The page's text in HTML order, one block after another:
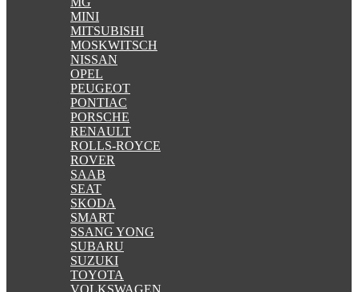
MINI
MITSUBISHI
MOSKWITSCH
NISSAN
OPEL
PEUGEOT
PONTIAC
PORSCHE
RENAULT
ROLLS-ROYCE
ROVER
SAAB
SEAT
SKODA
SMART
SSANG YONG
SUBARU
SUZUKI
TOYOTA
VOLKSWAGEN